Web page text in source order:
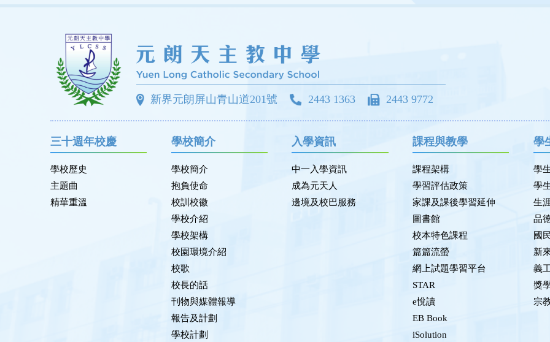
新界元朗屏山青山道201號 2443 1363 2443 9772
三十週年校慶
學校歷史
主題曲
精華重溫
學校簡介
學校簡介
抱負使命
校訓校徽
學校介紹
學校架構
校園環境介紹
校歌
校長的話
刊物與媒體報導
報告及計劃
學校計劃
入學資訊
中一入學資訊
成為元天人
邊境及校巴服務
課程與教學
課程架構
學習評估政策
家課及課後學習延伸
圖書館
校本特色課程
篇篇流螢
網上試題學習平台
STAR
e悅讀
EB Book
iSolution
學
學
學
生
品
國
新
義
獎
宗